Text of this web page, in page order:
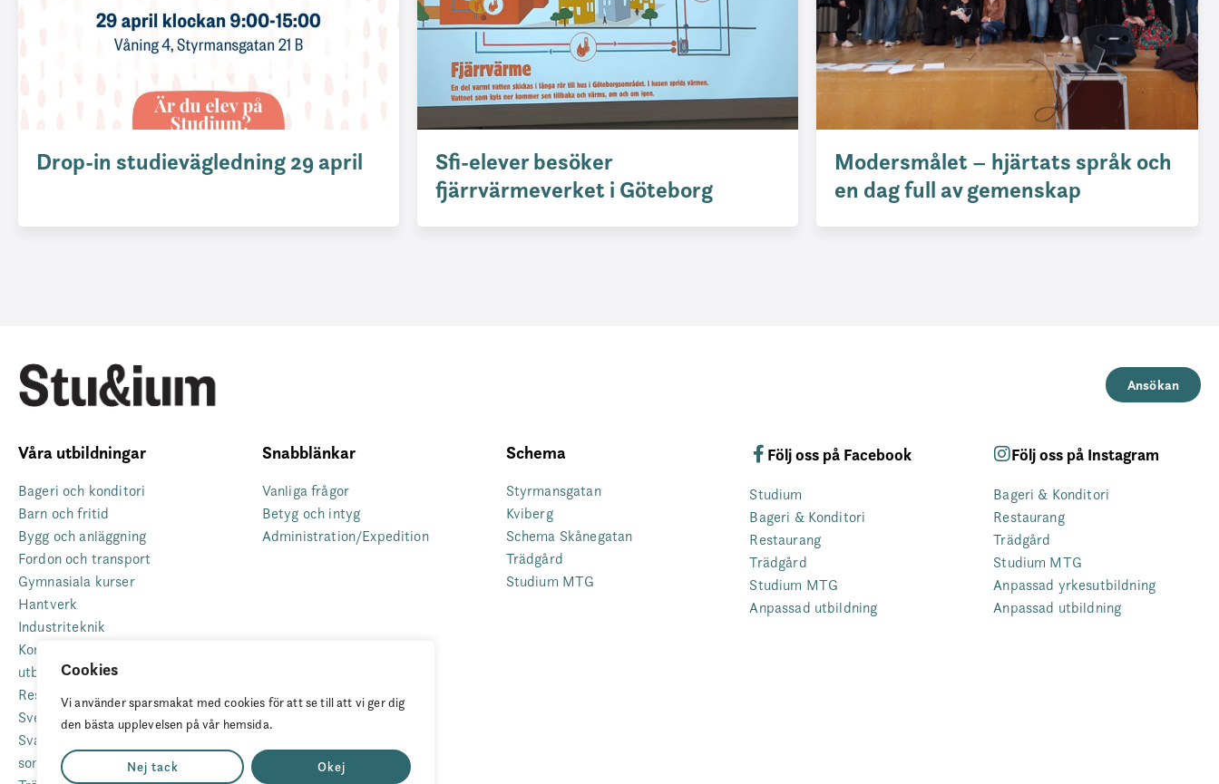
Cookies
Vi använder sparsmakat med cookies för att se till att vi ger dig
den bästa upplevelsen på vår hemsida.
Nej tack Okej
Drop-in studievägledning 29 april
Sfi-elever besöker
fjärrvärmeverket i Göteborg
Modersmålet – hjärtats språk och
en dag full av gemenskap
Ansökan
Våra utbildningar
Bageri och konditori
Barn och fritid
Bygg och anläggning
Fordon och transport
Gymnasiala kurser
Hantverk
Industriteknik
Komvux som anpassad
utbildning
Restaurang
Svenska för invandrare (Sfi)
Sva – grundläggande svenska
som andraspråk
Snabblänkar
Vanliga frågor
Betyg och intyg
Administration/Expedition
Schema
Styrmansgatan
Kviberg
Schema Skånegatan
Trädgård
Studium MTG
Följ oss på Facebook
Studium
Bageri & Konditori
Restaurang
Trädgård
Studium MTG
Anpassad utbildning
Följ oss på Instagram
Bageri & Konditori
Restaurang
Trädgård
Studium MTG
Anpassad yrkesutbildning
Anpassad utbildning